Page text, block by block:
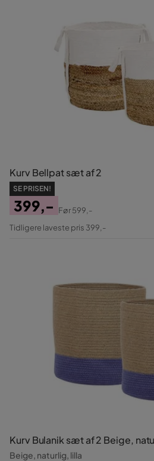
Kurv Bellpat sæt af 2
SE PRISEN!
Pris
399,-
Original
Før599,-
Tidligere laveste pris 399,-
Kurv Bulanik sæt af 2 Beige,
Beige, naturlig, lilla